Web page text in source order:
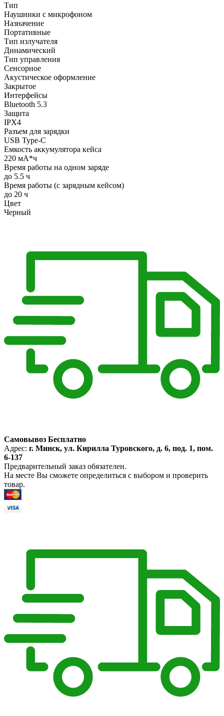
Тип
Наушники с микрофоном
Назначение
Портативные
Тип излучателя
Динамический
Тип управления
Сенсорное
Акустическое оформление
Закрытое
Интерфейсы
Bluetooth 5.3
Защита
IPX4
Разъем для зарядки
USB Type-C
Емкость аккумулятора кейса
220 мА*ч
Время работы на одном заряде
до 5.5 ч
Время работы (с зарядным кейсом)
до 20 ч
Цвет
Черный
Самовывоз Бесплатно
Адрес: г. Минск, ул. Кирилла Туровского, д. 6, под. 1, пом.
6-137
Предварительный заказ обязателен.
На месте Вы сможете определиться с выбором и проверить
товар.